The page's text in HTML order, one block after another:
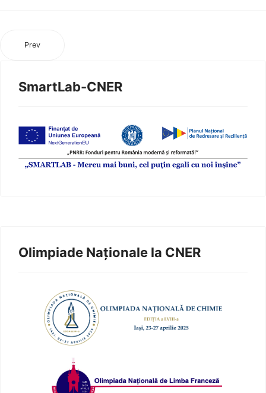
Prev
SmartLab-CNER
Olimpiade Naționale la CNER